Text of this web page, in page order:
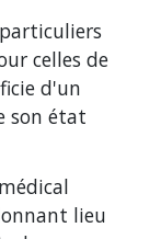
celles de
d'un
son état
lieu